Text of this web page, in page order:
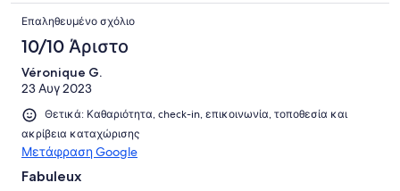
Επαληθευμένο σχόλιο
10/10 Άριστο
Véronique G.
23 Αυγ 2023
Θετικά: Καθαριότητα, check-in, επικοινωνία, τοποθεσία και
ακρίβεια καταχώρισης
Μετάφραση Google
Fabuleux